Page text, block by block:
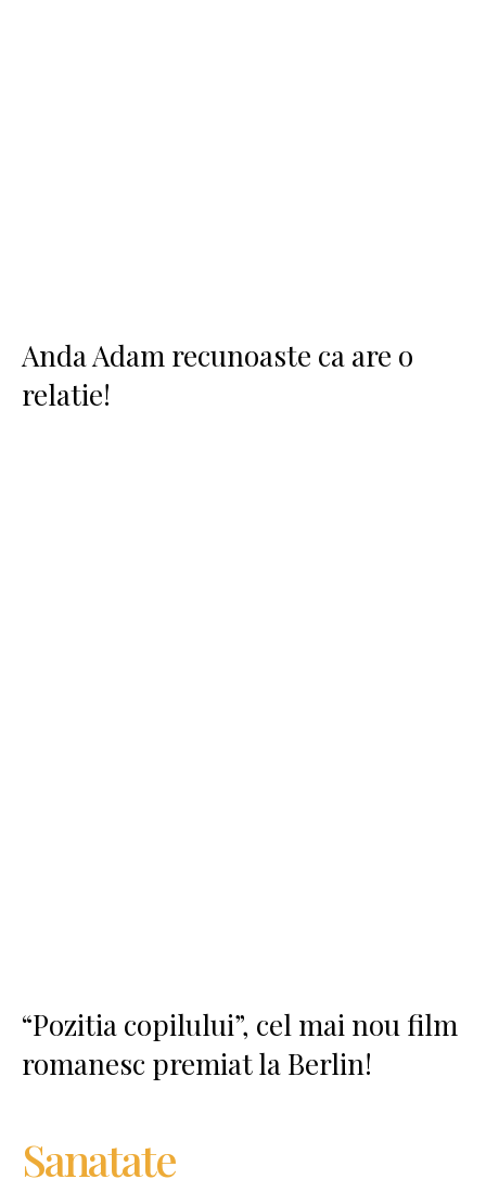
Anda Adam recunoaste ca are o
relatie!
“Pozitia copilului”, cel mai nou film
romanesc premiat la Berlin!
Sanatate